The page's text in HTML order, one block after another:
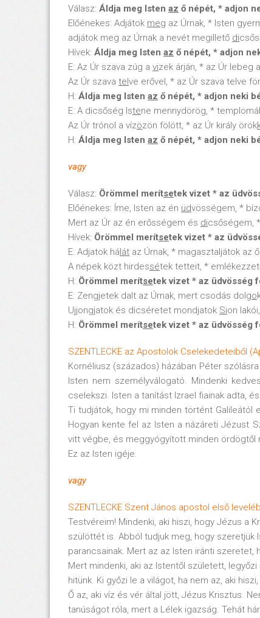
Válasz: Áldja meg Isten az ő népét, * adjon
Előénekes: Adjátok meg az Úrnak, * Isten
adjátok meg az Úrnak a nevét megillető di
Hívek: Áldja meg Isten az ő népét, * adjon
E: Az Úr szava zúg a vizek árján, * az Úr lebeg
Az Úr szava telve erővel, * az Úr szava telve
H: Áldja meg Isten az ő népét, * adjon neki
E: A dicsőség Istene mennydörög, *
Az Úr trónol a vízözön fölött, * az Úr király örök
H: Áldja meg Isten az ő népét, * adjon neki
vagy
Válasz: Örömmel merítsetek vizet * az
Előénekes: Íme, Isten az én üdvösségem, *
Mert az Úr az én erősségem és dicsőségem,
Hívek: Örömmel merítsetek vizet * az
E: Adjatok hálát az Úrnak, * magasztaljátok az
A népek közt hirdessétek tetteit, *
H: Örömmel merítsetek vizet * az üdvösség
E: Zengjetek dalt az Úrnak, mert csodás dolgo
Ujjongjatok és dicséretet mondjatok Sion
H: Örömmel merítsetek vizet * az üdvösség
SZENTLECKE az Apostolok Cselekedeteiből
Kornéliusz (százados) házában Péter
Isten nem személyválogató. Mindenki
cselekszi. Isten a tanítást Izrael fiainak adta,
Ti tudjátok, hogy mi minden történt
Hogyan kente fel az Isten a názáreti Jézust
vitt végbe, és meggyógyított minden ördögtől
Ez az Isten igéje.
vagy
SZENTLECKE Szent János apostol első
Testvéreim! Mindenki, aki hiszi, hogy Jézus a
szülöttét is. Abból tudjuk meg, hogy
parancsainak. Mert az az Isten iránti
Mert mindenki, aki az Istentől született,
hitünk. Ki győzi le a világot, ha nem az, aki
Ő az, aki víz és vér által jött, Jézus Krisztus.
tanúságot róla, mert a Lélek igazság. Tehát